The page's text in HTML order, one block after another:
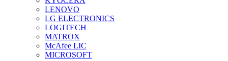
LENOVO
LG ELECTRONICS
LOGITECH
MATROX
McAfee LIC
MICROSOFT